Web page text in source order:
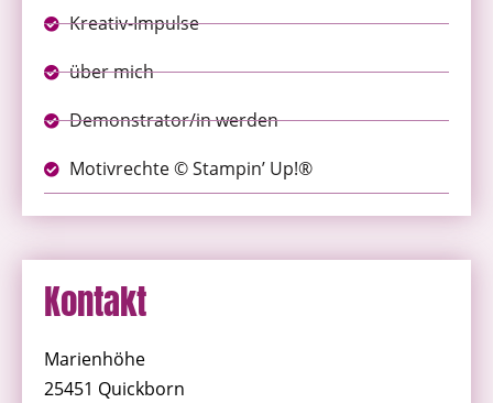
Kreativ-Impulse
über mich
Demonstrator/in werden
Motivrechte © Stampin’ Up!®
Kontakt
Marienhöhe
25451 Quickborn